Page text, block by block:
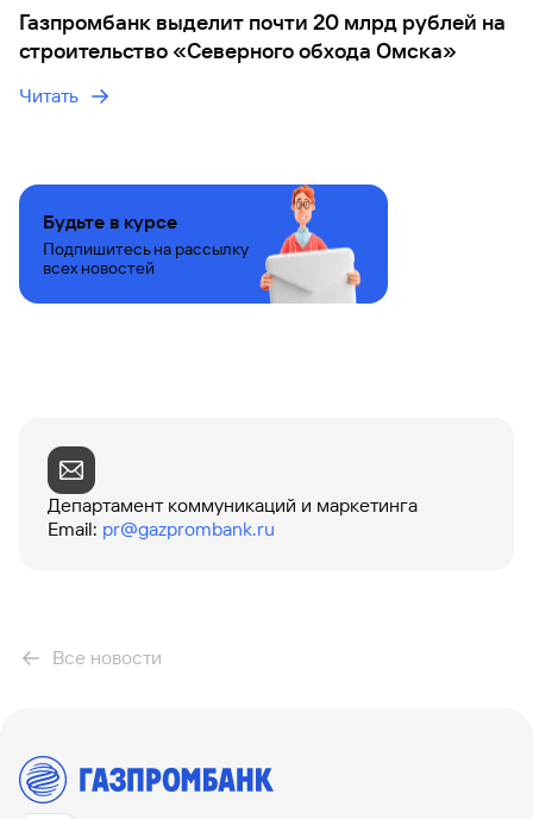
Все новости
Газпромбанк выделит почти 20 млрд рублей на
строительство «Северного обхода Омска»
Читать
Будьте в курсе
Подпишитесь на рассылку
всех новостей
Email: pr@gazprombank.ru
Департамент коммуникаций и маркетинга